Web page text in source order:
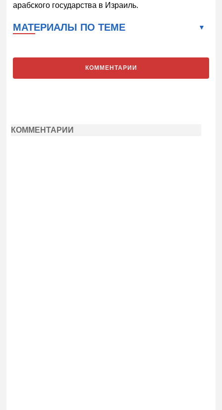
арабского государства в Израиль.
МАТЕРИАЛЫ ПО ТЕМЕ
КОММЕНТАРИИ
КОММЕНТАРИИ